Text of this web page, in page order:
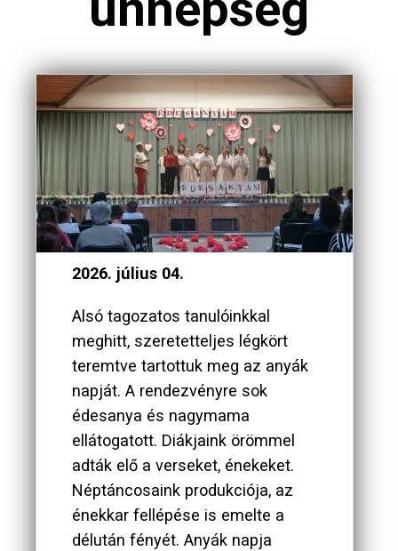
2026. július 04.
Alsó tagozatos tanulóinkkal
meghitt, szeretetteljes légkört
teremtve tartottuk meg az anyák
napját. A rendezvényre sok
édesanya és nagymama
ellátogatott. Diákjaink örömmel
adták elő a verseket, énekeket.
Néptáncosaink produkciója, az
énekkar fellépése is emelte a
délután fényét. Anyák napja